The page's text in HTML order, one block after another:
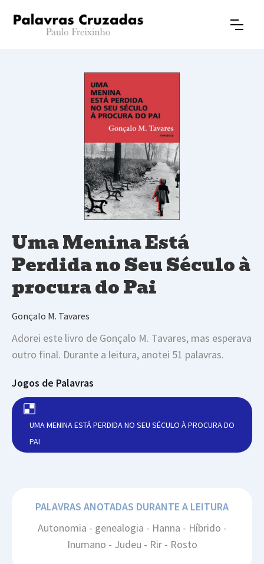
Uma Menina Está
Perdida no Seu Século à
procura do Pai
Gonçalo M. Tavares
Adorei este livro de Gonçalo M. Tavares, mas esperava
outro final. Durante a leitura, anotei 51 palavras.
Jogos de Palavras
UMA MENINA ESTÁ PERDIDA NO SEU SÉCULO À PROCURA DO
PAI
PALAVRAS ANOTADAS DURANTE A LEITURA
Autonomia - genealogia - Hanna - Híbrido -
Inumano - Judeu - Rir - Rosto